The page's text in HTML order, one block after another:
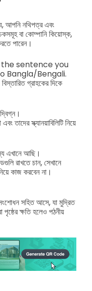
আপনি নথিপত্র এবং
বা কোম্পানি কিয়োস্ক,
পারেন।
sentence you
Bangla/Bengali.
গ্রাহকের দিকে
তাদের স্ক্যানয়াবিলিটি নিয়ে
এখানে আছি।
রাখতে চান, সেখানে
কাজ করবেন না।
সহিত আসে, যা মুদ্রিত
ক্ষতি হলেও পঠনীয়